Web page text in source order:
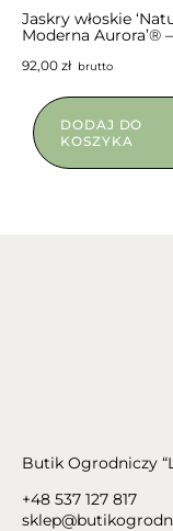
Jaskry włoskie
Moderna Aurora’®
92,00 złbrutto
DODAJ DO
KOSZYKA
Butik Ogrodniczy
+48 537 127 817